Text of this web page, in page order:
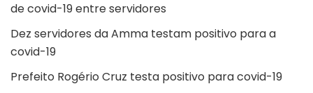
de covid-19 entre servidores
Dez servidores da Amma testam positivo para a
covid-19
Prefeito Rogério Cruz testa positivo para covid-19